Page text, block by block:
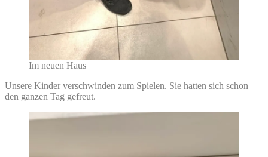
Im neuen Haus
Unsere Kinder verschwinden zum Spielen. Sie hatten sich schon
den ganzen Tag gefreut.